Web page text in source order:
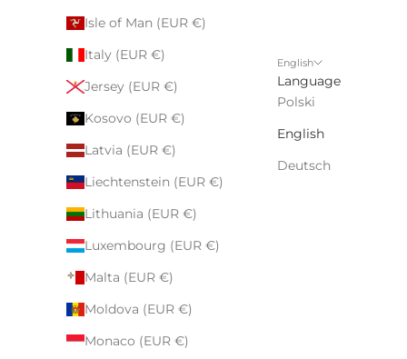
Isle of Man (EUR €)
Italy (EUR €)
Jersey (EUR €)
Kosovo (EUR €)
Latvia (EUR €)
Liechtenstein (EUR €)
Lithuania (EUR €)
Luxembourg (EUR €)
Malta (EUR €)
Moldova (EUR €)
Monaco (EUR €)
English
Language
Polski
English
Deutsch